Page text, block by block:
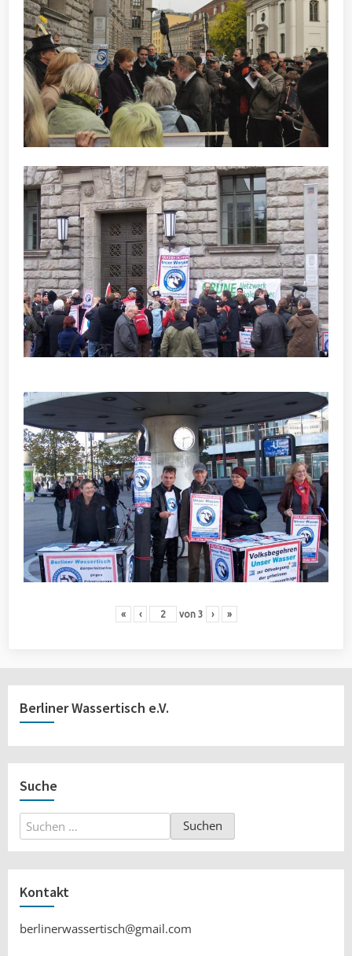
« ‹ von 3 › »
Berliner Wassertisch e.V.
Suche
Suchen
nach:
Kontakt
berlinerwassertisch@gmail.com